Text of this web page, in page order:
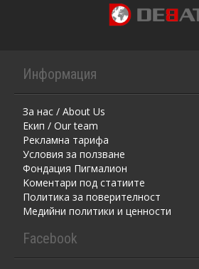
Информация
За нас / About Us
Екип / Our team
Рекламна тарифа
Условия за ползване
Фондация Пигмалион
Kоментaри под статиите
Политика за поверителност
Медийни политики и ценности
Facebook